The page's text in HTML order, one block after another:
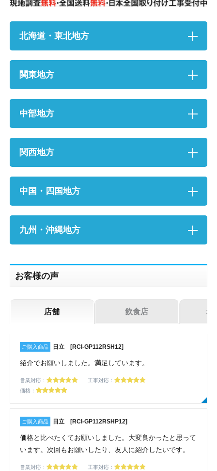
北海道・東北地方
関東地方
中部地方
関西地方
中国・四国地方
九州・沖縄地方
お客様の声
店舗 飲食店 オ
日立 [RCI-GP112RSH12]
紹介でお願いしました。満足しています。
営業対応：
工事対応：
価格：
日立 [RCI-GP112RSHP12]
価格と比べたくてお願いしました。大変良かったと思って
います。次回もお願いしたり、友人に紹介したいです。
営業対応： 工事対応：
お名前
電話番号
工事お見積り依頼
その他
メッセージ